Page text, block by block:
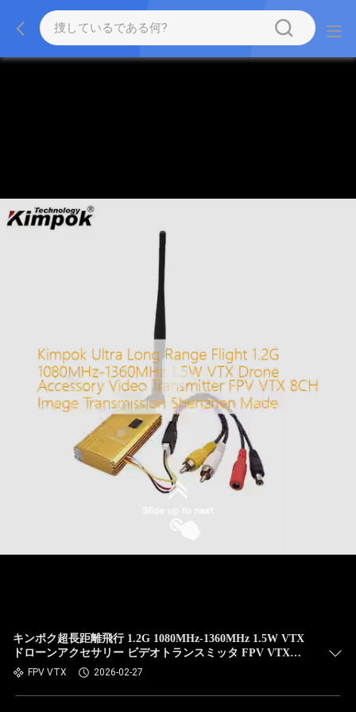
キンポク超長距離飛行 1.2G 1080MHz-1360MHz 1.5W VTX
ドローンアクセサリー ビデオトランスミッタ FPV VTX
8CH 画像伝送 深?? メイド
FPV VTX 2026-02-27